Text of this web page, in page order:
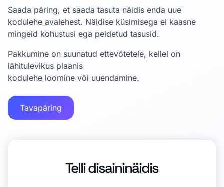
Saada päring, et saada tasuta näidis enda uue
kodulehe avalehest. Näidise küsimisega ei kaasne
mingeid kohustusi ega peidetud tasusid.
Pakkumine on suunatud ettevõtetele, kellel on
lähitulevikus plaanis
kodulehe loomine või uuendamine.
Tavapäring
Telli disaininäidis